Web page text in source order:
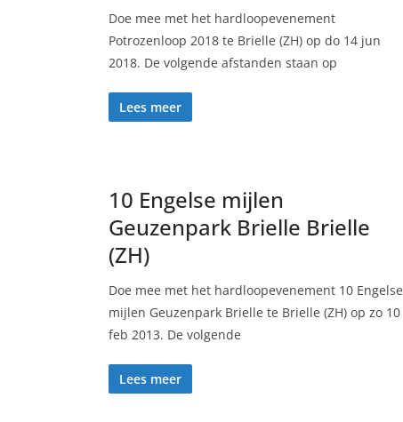
Doe mee met het hardloopevenement
Potrozenloop 2018 te Brielle (ZH) op do 14 jun
2018. De volgende afstanden staan op
Lees meer
10 Engelse mijlen
Geuzenpark Brielle Brielle
(ZH)
Doe mee met het hardloopevenement 10 Engelse
mijlen Geuzenpark Brielle te Brielle (ZH) op zo 10
feb 2013. De volgende
Lees meer